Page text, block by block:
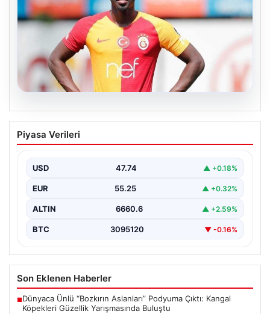
07.08.2026
Resmi imzayı attı! Ndiaye’nin yeni
adresi çok şaşırttı
Piyasa Verileri
USD 47.74 ▲ +0.18%
EUR 55.25 ▲ +0.32%
ALTIN 6660.6 ▲ +2.59%
BTC 3095120 ▼ -0.16%
Son Eklenen Haberler
■Dünyaca Ünlü “Bozkırın Aslanları” Podyuma Çıktı: Kangal
Köpekleri Güzellik Yarışmasında Buluştu